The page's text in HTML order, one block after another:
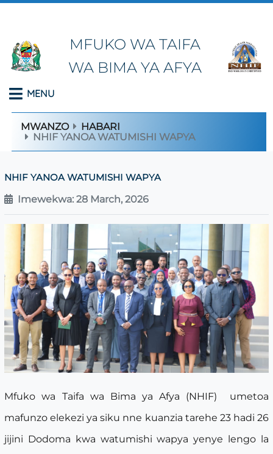
MFUKO WA TAIFA
WA BIMA YA AFYA
MENU
MWANZO
HABARI
NHIF YANOA WATUMISHI WAPYA
NHIF YANOA WATUMISHI WAPYA
Imewekwa: 28 March, 2026
Mfuko wa Taifa wa Bima ya Afya (NHIF) umetoa
mafunzo elekezi ya siku nne kuanzia tarehe 23 hadi 26
jijini Dodoma kwa watumishi wapya yenye lengo la